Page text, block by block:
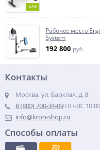
NEW
Рабочее место
System
192 800 руб.
Контакты
Москва, ул. Барклая, д. 8
8 (800) 700-34-09 ПН-ВС
info@kron-shop.ru
Способы оплаты